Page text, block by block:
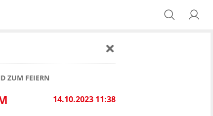
ZUM FEIERN
14.10.2023 11:38